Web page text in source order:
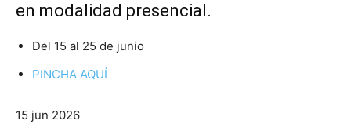
en modalidad presencial.
Del 15 al 25 de junio
PINCHA AQUÍ
15 jun 2026